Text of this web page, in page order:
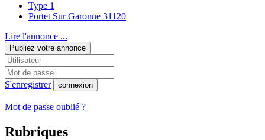
Type 1
Portet Sur Garonne 31120
Lire l'annonce ...
Publiez votre annonce
S'enregistrer connexion
Mot de passe oublié ?
Rubriques